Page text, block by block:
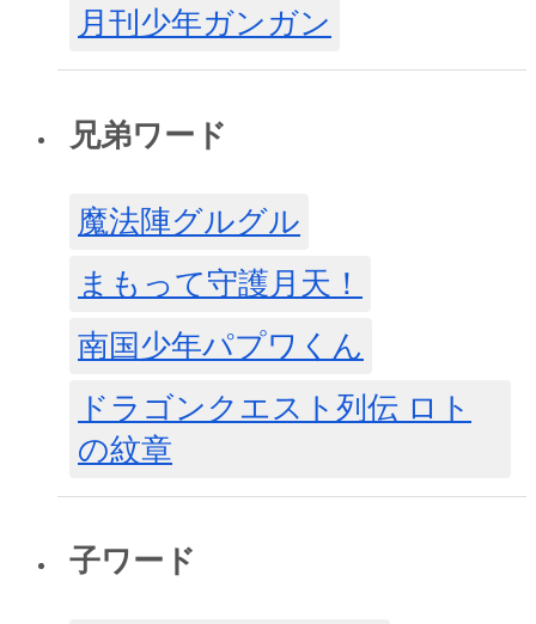
月刊少年ガンガン
兄弟ワード
魔法陣グルグル
まもって守護月天！
南国少年パプワくん
ドラゴンクエスト列伝 ロト
の紋章
子ワード